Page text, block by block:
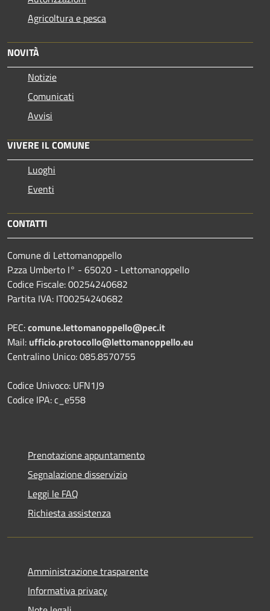
Agricoltura e pesca
NOVITÀ
Notizie
Comunicati
Avvisi
VIVERE IL COMUNE
Luoghi
Eventi
CONTATTI
Comune di Lettomanoppello
P.zza Umberto I° - 65020 - Lettomanoppello
Codice Fiscale: 00254240682
Partita IVA: IT00254240682
PEC:comune.lettomanoppello@pec.it
Mail: ufficio.protocollo@lettomanoppello.eu
Centralino Unico: 085.8570755
Codice Univoco: UFN1J9
Codice IPA: c_e558
Prenotazione appuntamento
Segnalazione disservizio
Leggi le FAQ
Richiesta assistenza
Amministrazione trasparente
Informativa privacy